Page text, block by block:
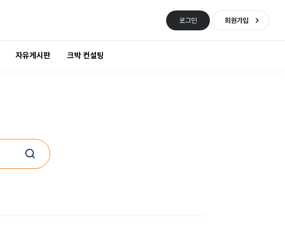
로그인 회원가입
자유게시판 크박 컨설팅